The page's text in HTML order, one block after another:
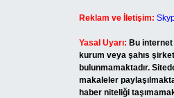
Reklam ve İletişim:
Yasal Uyarı: Bu
kurum veya şahıs
bulunmamaktadır.
makaleler
haber niteliği